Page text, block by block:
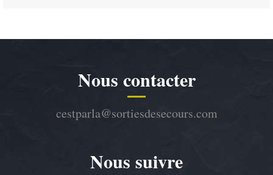
Nous contacter
cestparla@sortiesdesecours.com
Nous suivre